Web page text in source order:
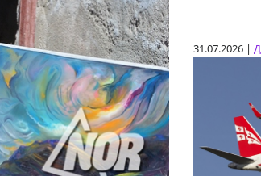
31.07.2026 |